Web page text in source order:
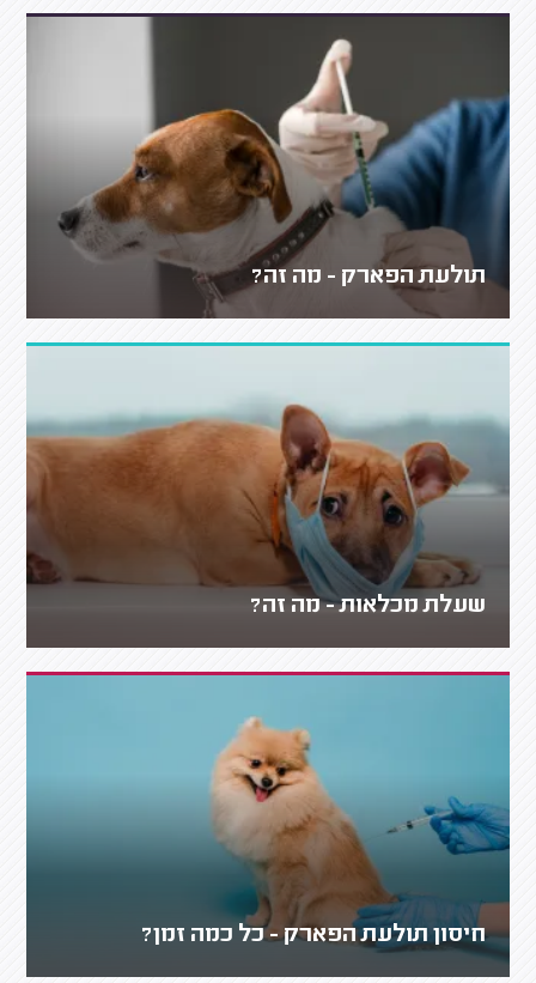
תולעת הפארק - מה זה?
שעלת מכלאות - מה זה?
חיסון תולעת הפארק - כל כמה זמן?